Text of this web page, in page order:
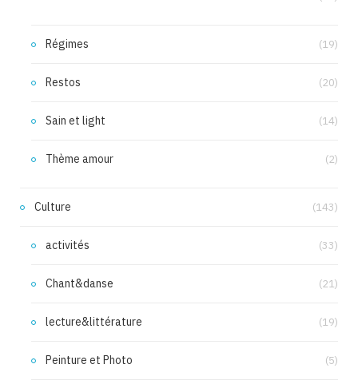
Régimes (19)
Restos (20)
Sain et light (14)
Thème amour (2)
Culture (143)
activités (33)
Chant&danse (21)
lecture&littérature (19)
Peinture et Photo (5)